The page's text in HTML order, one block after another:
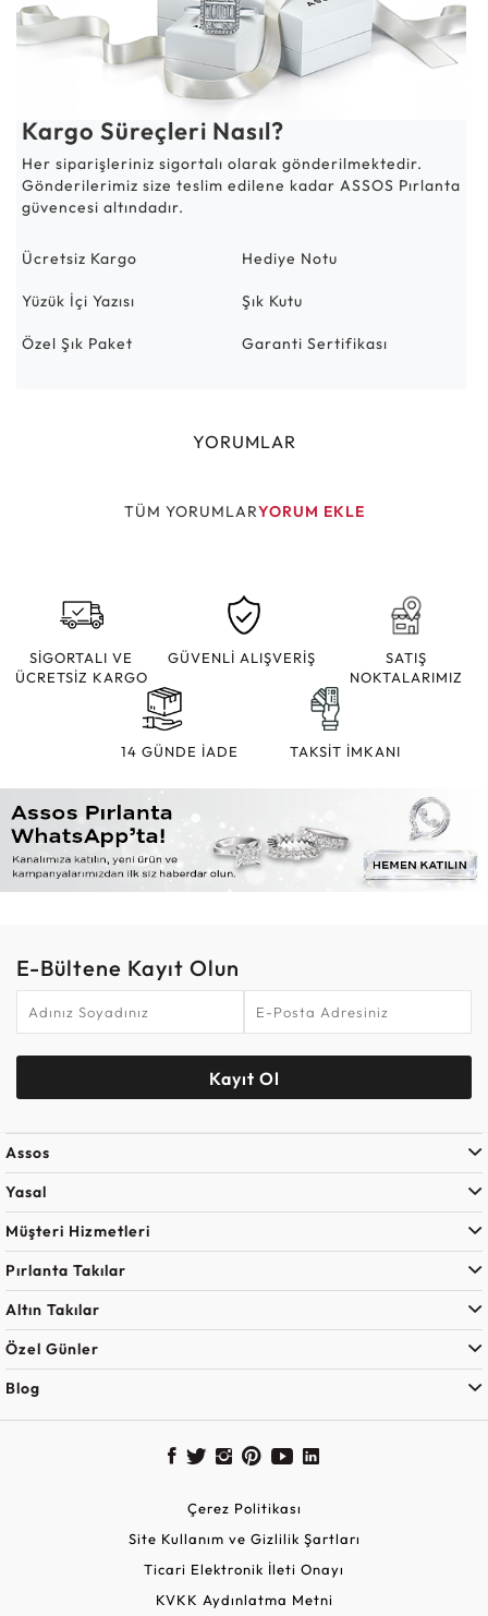
Kargo Süreçleri Nasıl?
Her siparişleriniz sigortalı olarak gönderilmektedir.
Gönderilerimiz size teslim edilene kadar ASSOS Pırlanta
güvencesi altındadır.
Ücretsiz Kargo Hediye Notu
Yüzük İçi Yazısı Şık Kutu
Özel Şık Paket Garanti Sertifikası
YORUMLAR
TÜM YORUMLARYORUM EKLE
SİGORTALI VE
ÜCRETSİZ KARGO
GÜVENLİ ALIŞVERİŞ
SATIŞ
NOKTALARIMIZ
14 GÜNDE İADE TAKSİT İMKANI
E-Bültene Kayıt Olun
Kayıt Ol
Assos
Yasal
Müşteri Hizmetleri
Pırlanta Takılar
Altın Takılar
Özel Günler
Blog
Çerez Politikası
Site Kullanım ve Gizlilik Şartları
Ticari Elektronik İleti Onayı
KVKK Aydınlatma Metni